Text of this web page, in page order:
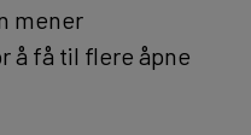
mener
å få til flere åpne